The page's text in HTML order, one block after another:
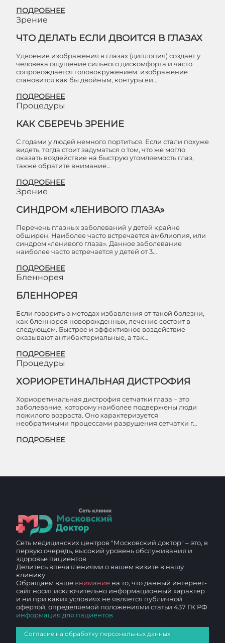
ПОДРОБНЕЕ
Зрение
ЧТО ДЕЛАТЬ ЕСЛИ ДВОИТСЯ В ГЛАЗАХ
Удвоение изображения в глазах (диплопия) создает у
человека ощущение сильного дискомфорта и часто
сопровождается головокружением: изображение
становится как бы двойным, контуры ви…
ПОДРОБНЕЕ
Процедуры
КАК СБЕРЕЧЬ ЗРЕНИЕ
С годами у людей немного портиться. Если стали похуже
видеть, тогда стоит задуматься о том, что же могло
оказать воздействие на быструю утомляемость глаз,
также обратите внимание…
ПОДРОБНЕЕ
Зрение
СИНДРОМ «ЛЕНИВОГО ГЛАЗА»
Перечень глазных заболеваний у детей крайне
обширен. Наиболее часто встречается амблиопия, или
синдром «ленивого глаза». Данное заболевание
наиболее часто встречается у детей от 3…
ПОДРОБНЕЕ
Бленнорея
БЛЕННОРЕЯ
Если говорить о методах избавления от такой болезни,
как бленнорея новорожденных, лечение состоит в
следующем. Быстрое и эффективное воздействие
оказывают антибактериальные, а так…
ПОДРОБНЕЕ
Процедуры
ХОРИОРЕТИНАЛЬНАЯ ДИСТРОФИЯ
Хориоретинальная дистрофия сетчатки глаза – это
заболевание, которому наиболее подвержены люди
пожилого возраста. Оно характеризуется
необратимыми процессами разрушения сетчатки г…
ПОДРОБНЕЕ
Сеть медицинских центров "Московский доктор" – это, в
первую очередь, высокий уровень обслуживания и
здоровье пациентов
Делитесь впечатлениями о вашем визите в нашу
клинику
Обращаем ваше внимание на то, что данный интернет-
сайт носит исключительно информационный характер
и ни при каких условиях не является публичной
офертой, определяемой положениями статьи 437 ГК РФ
информация для пациентов
Согласие на обработку персональных данных